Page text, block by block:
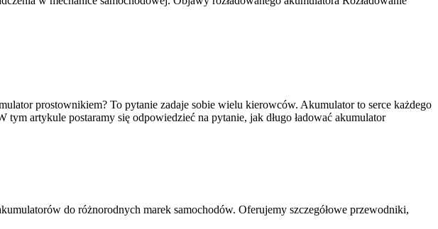
prostownikiem? To pytanie zadaje sobie wielu kierowców. Akumulator to serce każdego
artykule postaramy się odpowiedzieć na pytanie, jak długo ładować akumulator
do różnorodnych marek samochodów. Oferujemy szczegółowe przewodniki,